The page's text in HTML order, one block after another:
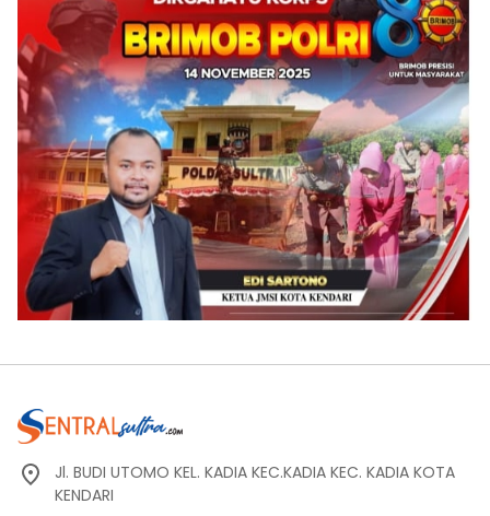
Jl. BUDI UTOMO KEL. KADIA KEC.KADIA KEC. KADIA KOTA
KENDARI